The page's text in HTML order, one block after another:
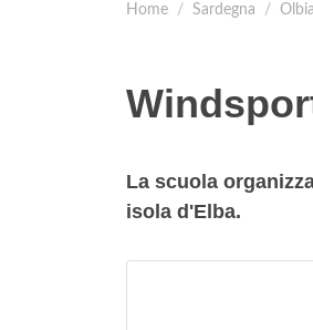
Home Sardegna
La scuola
isola d'Elba.